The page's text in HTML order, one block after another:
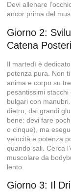
Devi allenare
ancor prima del
Giorno 2:
Catena
Il martedì è
potenza pura. Non
anima e corpo su
pesantissimi
bulgari con
dietro, dai grandi
bene: devi fare
o cinque), ma
velocità e potenza
quando sali. Cerca
muscolare da
lento.
Giorno 3: Il